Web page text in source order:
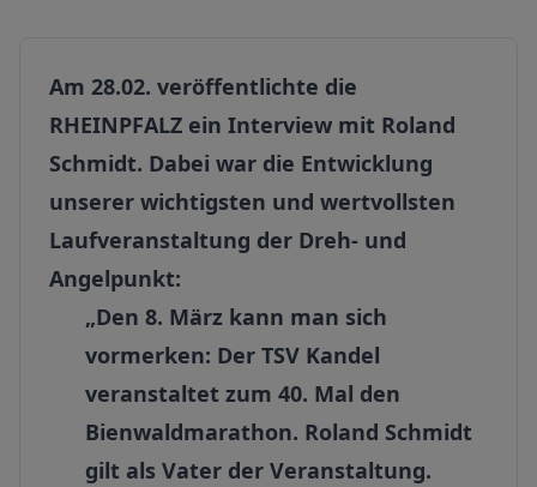
Am 28.02. veröffentlichte die
RHEINPFALZ ein Interview mit Roland
Schmidt. Dabei war die Entwicklung
unserer wichtigsten und wertvollsten
Laufveranstaltung der Dreh- und
Angelpunkt:
„Den 8. März kann man sich
vormerken: Der TSV Kandel
veranstaltet zum 40. Mal den
Bienwaldmarathon. Roland Schmidt
gilt als Vater der Veranstaltung.